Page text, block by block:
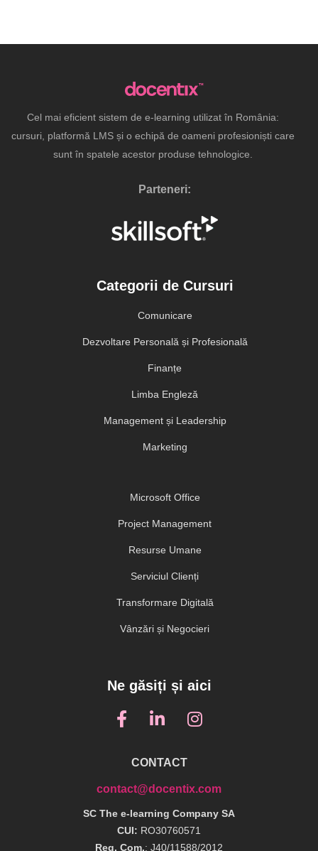
Cel mai eficient sistem de e-learning utilizat în România:
cursuri, platformă LMS și o echipă de oameni profesioniști care
sunt în spatele acestor produse tehnologice.
Parteneri:
Categorii de Cursuri
Comunicare
Dezvoltare Personală și Profesională
Finanțe
Limba Engleză
Management și Leadership
Marketing
Microsoft Office
Project Management
Resurse Umane
Serviciul Clienți
Transformare Digitală
Vânzări și Negocieri
Ne găsiți și aici
CONTACT
contact@docentix.com
SC The e-learning Company SA
CUI: RO30760571
Reg. Com.: J40/11588/2012